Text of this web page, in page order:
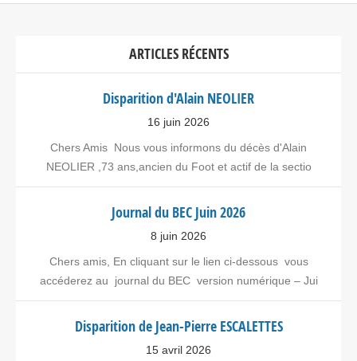
ARTICLES RÉCENTS
Disparition d'Alain NEOLIER
16 juin 2026
Chers Amis Nous vous informons du décès d'Alain
NEOLIER ,73 ans,ancien du Foot et actif de la sectio
Journal du BEC Juin 2026
8 juin 2026
Chers amis, En cliquant sur le lien ci-dessous vous
accéderez au journal du BEC version numérique – Jui
Disparition de Jean-Pierre ESCALETTES
15 avril 2026